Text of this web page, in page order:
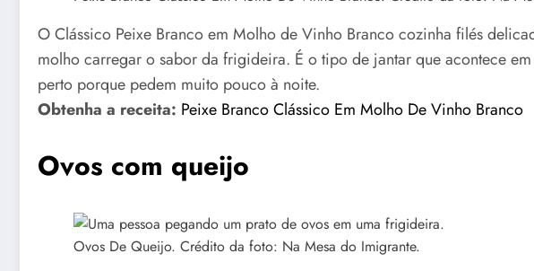
O Clássico Peixe Branco em Molho de Vinho Branco cozinha filés
molho carregar o sabor da frigideira. É o tipo de jantar que acontece
perto porque pedem muito pouco à noite.
Obtenha a receita: Peixe Branco Clássico Em Molho De Vinho Branco
Ovos com queijo
Ovos De Queijo. Crédito da foto: Na Mesa do Imigrante.